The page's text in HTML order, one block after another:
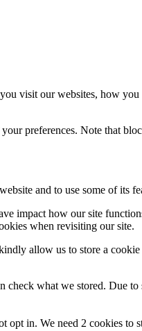
visit our websites, how
preferences. Note that
and to use some of its
impact how our site
when revisiting our site.
allow us to store a
what we stored. Due
opt in. We need 2 cookies